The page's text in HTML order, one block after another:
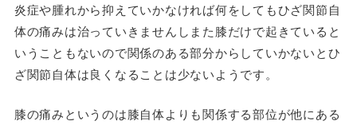
炎症や腫れから抑えていかなければ何をしてもひざ関節自
体の痛みは治っていきませんしまた膝だけで起きていると
いうこともないので関係のある部分からしていかないとひ
ざ関節自体は良くなることは少ないようです。
膝の痛みというのは膝自体よりも関係する部位が他にある